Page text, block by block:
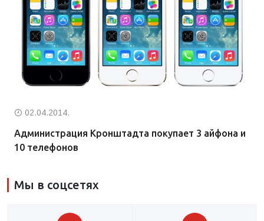
02.04.2014.
Администрация Кронштадта покупает 3 айфона и
10 телефонов
Мы в соцсетях